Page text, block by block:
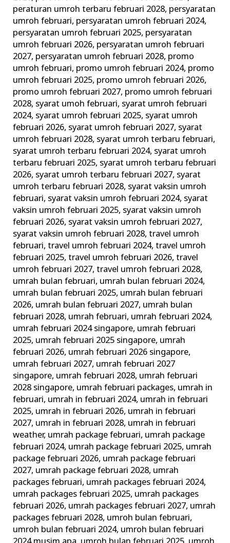
peraturan umroh terbaru februari 2028, persyaratan
umroh februari, persyaratan umroh februari 2024,
persyaratan umroh februari 2025, persyaratan
umroh februari 2026, persyaratan umroh februari
2027, persyaratan umroh februari 2028, promo
umroh februari, promo umroh februari 2024, promo
umroh februari 2025, promo umroh februari 2026,
promo umroh februari 2027, promo umroh februari
2028, syarat umoh februari, syarat umroh februari
2024, syarat umroh februari 2025, syarat umroh
februari 2026, syarat umroh februari 2027, syarat
umroh februari 2028, syarat umroh terbaru februari,
syarat umroh terbaru februari 2024, syarat umroh
terbaru februari 2025, syarat umroh terbaru februari
2026, syarat umroh terbaru februari 2027, syarat
umroh terbaru februari 2028, syarat vaksin umroh
februari, syarat vaksin umroh februari 2024, syarat
vaksin umroh februari 2025, syarat vaksin umroh
februari 2026, syarat vaksin umroh februari 2027,
syarat vaksin umroh februari 2028,travel umroh
februari,travel umroh februari 2024,travel umroh
februari 2025,travel umroh februari 2026,travel
umroh februari 2027,travel umroh februari 2028,
umrah bulan februari, umrah bulan februari 2024,
umrah bulan februari 2025, umrah bulan februari
2026, umrah bulan februari 2027, umrah bulan
februari 2028, umrah februari, umrah februari 2024,
umrah februari 2024 singapore, umrah februari
2025, umrah februari 2025 singapore, umrah
februari 2026, umrah februari 2026 singapore,
umrah februari 2027, umrah februari 2027
singapore, umrah februari 2028, umrah februari
2028 singapore, umrah februari packages, umrah in
februari, umrah in februari 2024, umrah in februari
2025, umrah in februari 2026, umrah in februari
2027, umrah in februari 2028, umrah in februari
weather, umrah package februari, umrah package
februari 2024, umrah package februari 2025, umrah
package februari 2026, umrah package februari
2027, umrah package februari 2028, umrah
packages februari, umrah packages februari 2024,
umrah packages februari 2025, umrah packages
februari 2026, umrah packages februari 2027, umrah
packages februari 2028, umroh bulan februari,
umroh bulan februari 2024, umroh bulan februari